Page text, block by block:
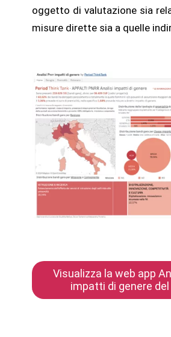
oggetto di valutazione sia
misure dirette sia a quelle
Visualizza la web app
impatti di genere del